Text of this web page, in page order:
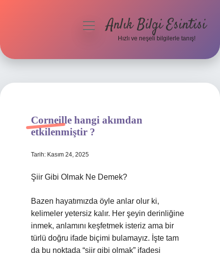
Hakkımızda
menüyüAnlık Bilgi Esintisi
Hızlı ve neşeli bilgilerle tanış!
Corneille hangi akımdan
etkilenmiştir ?
Tarih: Kasım 24, 2025
Şiir Gibi Olmak Ne Demek?
Bazen hayatımızda öyle anlar olur ki,
kelimeler yetersiz kalır. Her şeyin derinliğine
inmek, anlamını keşfetmek isteriz ama bir
türlü doğru ifade biçimi bulamayız. İşte tam
da bu noktada “şiir gibi olmak” ifadesi